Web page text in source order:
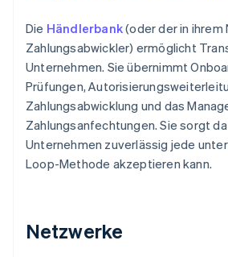
Die Händlerbank(oder der in ihrem
Zahlungsabwickler) ermöglicht
Unternehmen. Sie übernimmt
Prüfungen,
Zahlungsabwicklung und das
Zahlungsanfechtungen. Sie sorgt
Unternehmen zuverlässig jede
Loop-Methode akzeptieren kann.
Netzwerke